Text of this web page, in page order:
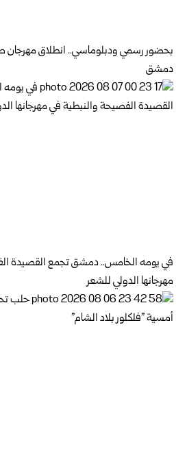
دمشق
في يومه الخامس.. دمشق تجمع القصيدة
مهرجانها الدولي للشعر